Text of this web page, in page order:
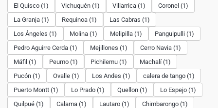
El Quisco (1)
Vichuquén (1) Villarrica (1)
Coronel (1)
La Granja (1)
Requinoa (1)
Las Cabras (1)
Los Ángeles (1)
Molina (1) Melipilla (1)
Panguipulli (1)
Pedro Aguirre Cerda (1)
Mejillones (1)
Cerro Navia (1)
Máfil (1)
Peumo (1) Pichilemu (1)
Machalí (1)
Pucón (1)
Ovalle (1) Los Andes (1)
calera de tango (1)
Puerto Montt (1)
Lo Prado (1) Quellon (1)
Lo Espejo (1)
Quilpué (1)
Calama (1) Lautaro (1)
Chimbarongo (1)